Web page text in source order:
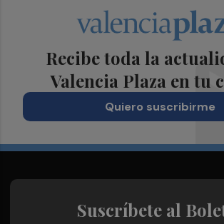
Recibe toda la
Valencia Plaza en tu
Quiero suscribirme
Suscríbete al